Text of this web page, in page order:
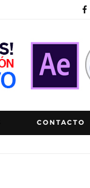
CONTACTO